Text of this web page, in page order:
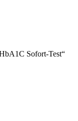
Sofort-Test“